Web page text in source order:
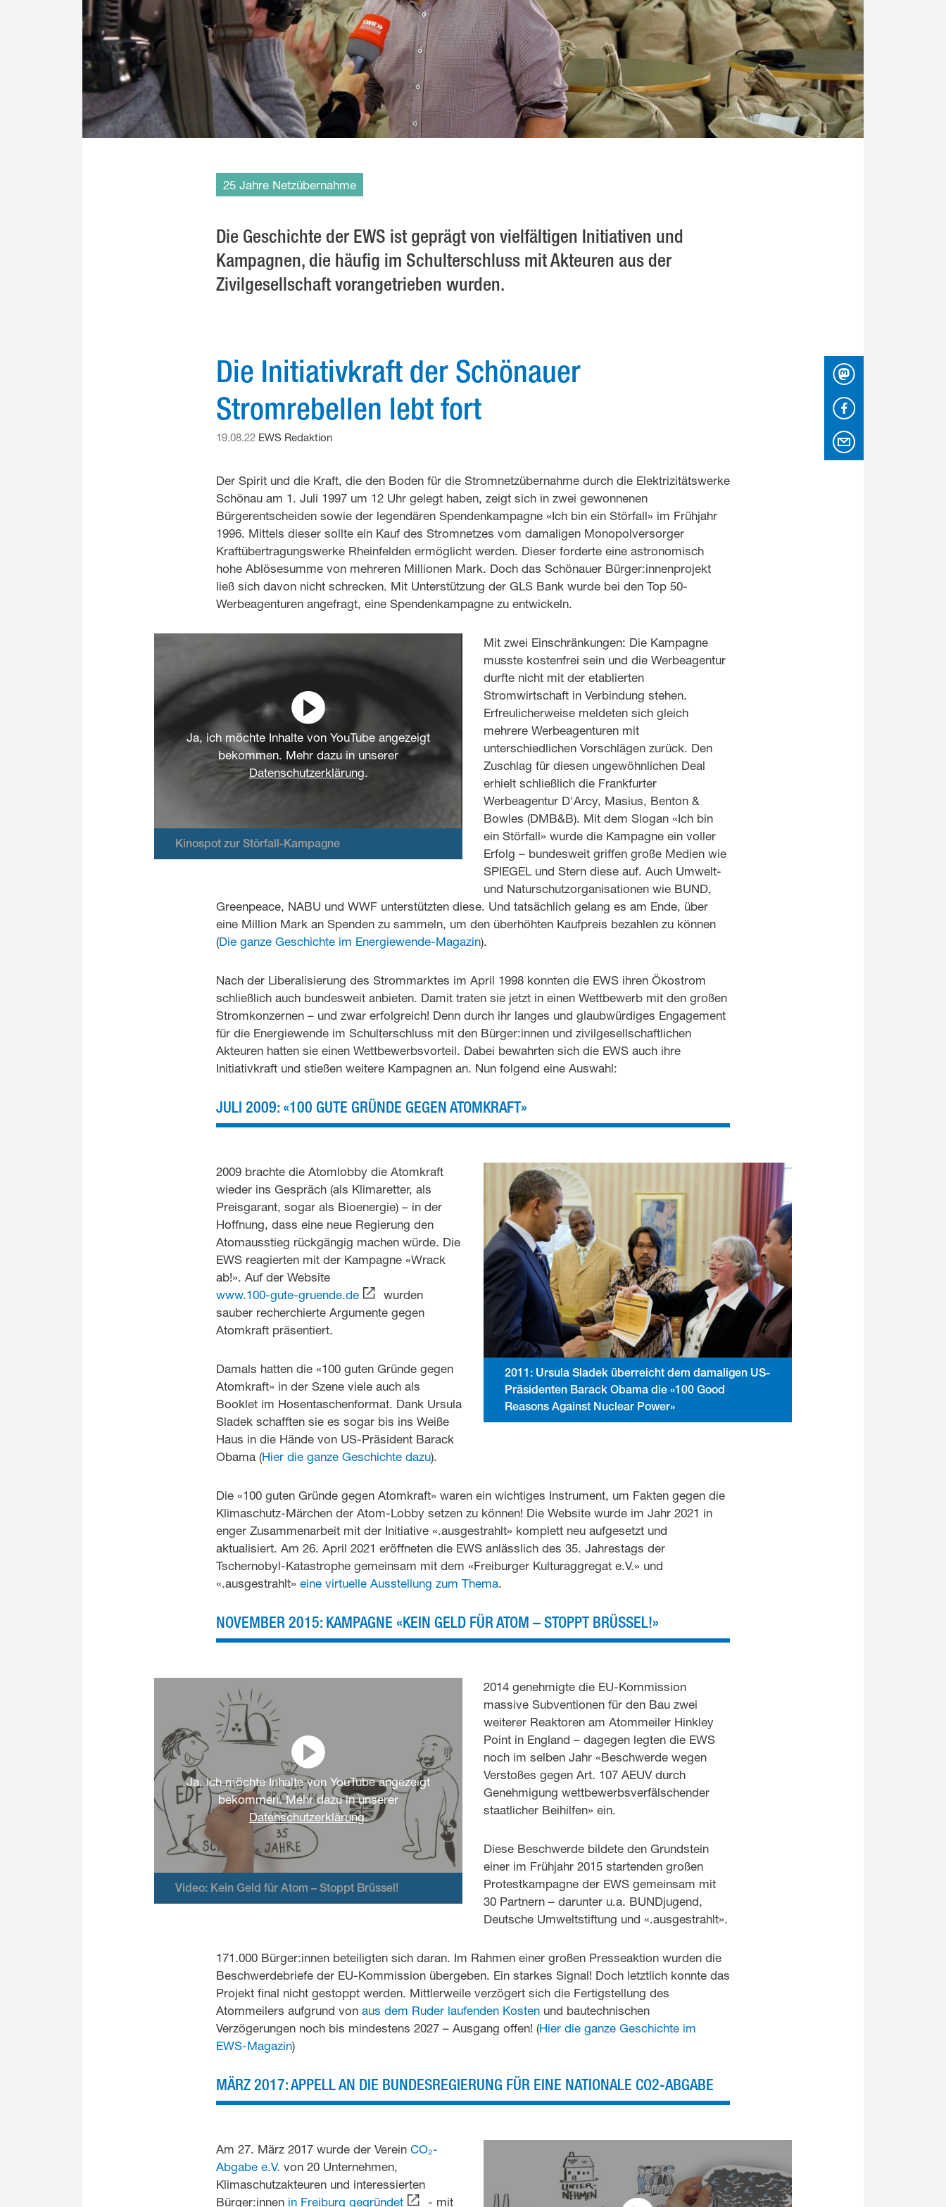
25 Jahre Netzübernahme
Die Geschichte der EWS ist geprägt von vielfältigen Initiativen und
Kampagnen, die häufig im Schulterschluss mit Akteuren aus der
Zivilgesellschaft vorangetrieben wurden.
Die Initiativkraft der Schönauer
Stromrebellen lebt fort
19.08.22 EWS Redaktion
Der Spirit und die Kraft, die den Boden für die Stromnetzübernahme durch die Elektrizitätswerke
Schönau am 1. Juli 1997 um 12 Uhr gelegt haben, zeigt sich in zwei gewonnenen
Bürgerentscheiden sowie der legendären Spendenkampagne «Ich bin ein Störfall» im Frühjahr
1996. Mittels dieser sollte ein Kauf des Stromnetzes vom damaligen Monopolversorger
Kraftübertragungswerke Rheinfelden ermöglicht werden. Dieser forderte eine astronomisch
hohe Ablösesumme von mehreren Millionen Mark. Doch das Schönauer Bürger:innenprojekt
ließ sich davon nicht schrecken. Mit Unterstützung der GLS Bank wurde bei den Top 50-
Werbeagenturen angefragt, eine Spendenkampagne zu entwickeln.
Kinospot zur Störfall-Kampagne
Ja, ich möchte Inhalte von YouTube angezeigt
bekommen. Mehr dazu in unserer
Datenschutzerklärung.
Mit zwei Einschränkungen: Die Kampagne
musste kostenfrei sein und die Werbeagentur
durfte nicht mit der etablierten
Stromwirtschaft in Verbindung stehen.
Erfreulicherweise meldeten sich gleich
mehrere Werbeagenturen mit
unterschiedlichen Vorschlägen zurück. Den
Zuschlag für diesen ungewöhnlichen Deal
erhielt schließlich die Frankfurter
Werbeagentur D'Arcy, Masius, Benton &
Bowles (DMB&B). Mit dem Slogan «Ich bin
ein Störfall» wurde die Kampagne ein voller
Erfolg – bundesweit griffen große Medien wie
SPIEGEL und Stern diese auf. Auch Umwelt-
und Naturschutzorganisationen wie BUND,
Greenpeace, NABU und WWF unterstützten diese. Und tatsächlich gelang es am Ende, über
eine Million Mark an Spenden zu sammeln, um den überhöhten Kaufpreis bezahlen zu können
(Die ganze Geschichte im Energiewende-Magazin).
Nach der Liberalisierung des Strommarktes im April 1998 konnten die EWS ihren Ökostrom
schließlich auch bundesweit anbieten. Damit traten sie jetzt in einen Wettbewerb mit den großen
Stromkonzernen – und zwar erfolgreich! Denn durch ihr langes und glaubwürdiges Engagement
für die Energiewende im Schulterschluss mit den Bürger:innen und zivilgesellschaftlichen
Akteuren hatten sie einen Wettbewerbsvorteil. Dabei bewahrten sich die EWS auch ihre
Initiativkraft und stießen weitere Kampagnen an. Nun folgend eine Auswahl:
JULI 2009: «100 GUTE GRÜNDE GEGEN ATOMKRAFT»
2011: Ursula Sladek überreicht dem damaligen US-
Präsidenten Barack Obama die «100 Good
Reasons Against Nuclear Power»
2009 brachte die Atomlobby die Atomkraft
wieder ins Gespräch (als Klimaretter, als
Preisgarant, sogar als Bioenergie) – in der
Hoffnung, dass eine neue Regierung den
Atomausstieg rückgängig machen würde. Die
EWS reagierten mit der Kampagne «Wrack
ab!». Auf der Website
www.100-gute-gruende.de
wurden
sauber recherchierte Argumente gegen
Atomkraft präsentiert.
Damals hatten die «100 guten Gründe gegen
Atomkraft» in der Szene viele auch als
Booklet im Hosentaschenformat. Dank Ursula
Sladek schafften sie es sogar bis ins Weiße
Haus in die Hände von US-Präsident Barack
Obama (Hier die ganze Geschichte dazu).
Die «100 guten Gründe gegen Atomkraft» waren ein wichtiges Instrument, um Fakten gegen die
Klimaschutz-Märchen der Atom-Lobby setzen zu können! Die Website wurde im Jahr 2021 in
enger Zusammenarbeit mit der Initiative «.ausgestrahlt» komplett neu aufgesetzt und
aktualisiert. Am 26. April 2021 eröffneten die EWS anlässlich des 35. Jahrestags der
Tschernobyl-Katastrophe gemeinsam mit dem «Freiburger Kulturaggregat e.V.» und
«.ausgestrahlt» eine virtuelle Ausstellung zum Thema.
NOVEMBER 2015: KAMPAGNE «KEIN GELD FÜR ATOM – STOPPT BRÜSSEL!»
Video: Kein Geld für Atom – Stoppt Brüssel!
Ja, ich möchte Inhalte von YouTube angezeigt
bekommen. Mehr dazu in unserer
Datenschutzerklärung.
2014 genehmigte die EU-Kommission
massive Subventionen für den Bau zwei
weiterer Reaktoren am Atommeiler Hinkley
Point in England – dagegen legten die EWS
noch im selben Jahr «Beschwerde wegen
Verstoßes gegen Art. 107 AEUV durch
Genehmigung wettbewerbsverfälschender
staatlicher Beihilfen» ein.
Diese Beschwerde bildete den Grundstein
einer im Frühjahr 2015 startenden großen
Protestkampagne der EWS gemeinsam mit
30 Partnern – darunter u.a. BUNDjugend,
Deutsche Umweltstiftung und «.ausgestrahlt».
171.000 Bürger:innen beteiligten sich daran. Im Rahmen einer großen Presseaktion wurden die
Beschwerdebriefe der EU-Kommission übergeben. Ein starkes Signal! Doch letztlich konnte das
Projekt final nicht gestoppt werden. Mittlerweile verzögert sich die Fertigstellung des
Atommeilers aufgrund von aus dem Ruder laufenden Kosten und bautechnischen
Verzögerungen noch bis mindestens 2027 – Ausgang offen! (Hier die ganze Geschichte im
EWS-Magazin)
MÄRZ 2017: APPELL AN DIE BUNDESREGIERUNG FÜR EINE NATIONALE CO2-ABGABE
Am 27. März 2017 wurde der Verein CO₂-
Abgabe e.V. von 20 Unternehmen,
Klimaschutzakteuren und interessierten
Bürger:innen in Freiburg gegründet - mit